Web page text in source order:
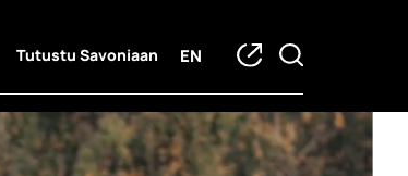
Tutustu Savoniaan EN